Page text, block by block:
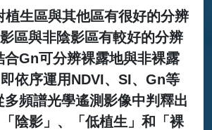
植生區與其他區有很好的分辨
區與非陰影區有較好的分辨
合Gn可分辨裸露地與非裸露
依序運用NDVI、SI、Gn等
多頻譜光學遙測影像中判釋出
「陰影」、「低植生」和「裸